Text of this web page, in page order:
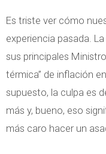
Es triste ver cómo
experiencia pasada.
sus principales
térmica” de inflación
supuesto, la culpa es
más y, bueno, eso
más caro hacer un